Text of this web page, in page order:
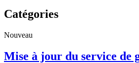
Catégories
Nouveau
Mise à jour du service de